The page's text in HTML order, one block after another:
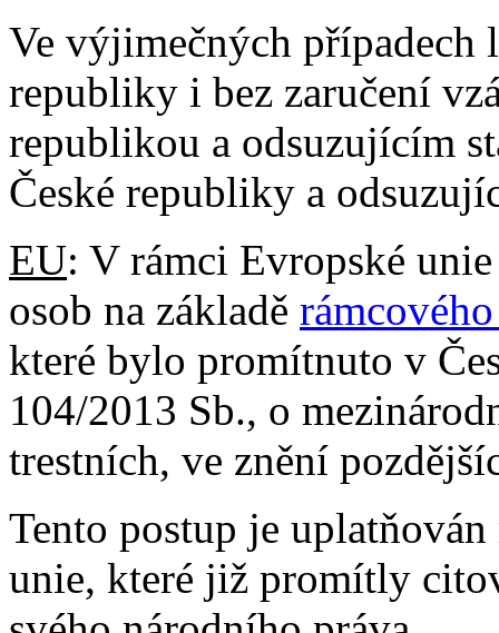
Ve výjimečných případech
republiky i bez zaručení
republikou a odsuzujícím
České republiky a
EU: V rámci Evropské
osob na základě
které bylo promítnuto v
104/2013 Sb., o
trestních, ve znění
Tento postup je
unie, které již promítly